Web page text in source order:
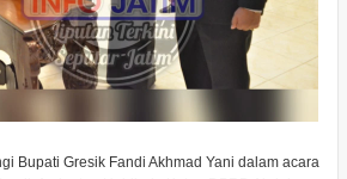
Bupati Gresik Fandi Akhmad Yani dalam acara